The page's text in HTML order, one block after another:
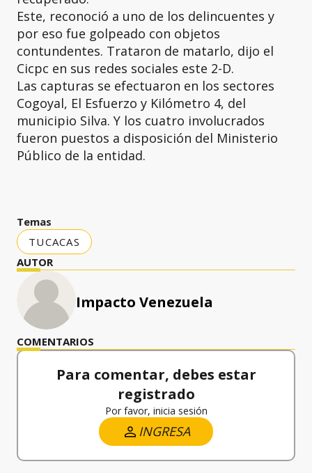
Este, reconoció a uno de los delincuentes y
por eso fue golpeado con objetos
contundentes. Trataron de matarlo, dijo el
Cicpc en sus redes sociales este 2-D.
Las capturas se efectuaron en los sectores
Cogoyal, El Esfuerzo y Kilómetro 4, del
municipio Silva. Y los cuatro involucrados
fueron puestos a disposición del Ministerio
Público de la entidad.
Temas
TUCACAS
AUTOR
Impacto Venezuela
COMENTARIOS
Para comentar, debes estar
registrado
Por favor, inicia sesión
INGRESA